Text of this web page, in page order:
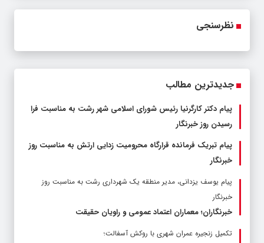
نظرسنجی
جدیدترین مطالب
پیام دکتر کارگرنیا رئیس شورای اسلامی شهر رشت به مناسبت فرا
رسیدن روز خبرنگار
پیام تبریک فرمانده قرارگاه محرومیت‌ زدایی ارتش به مناسبت روز
خبرنگار
پیام یوسف یزدانی، مدیر منطقه یک شهرداری رشت به مناسبت روز
خبرنگار
خبرنگاران؛ معماران اعتماد عمومی و راویان حقیقت
تکمیل زنجیره عمران شهری با روکش آسفالت؛